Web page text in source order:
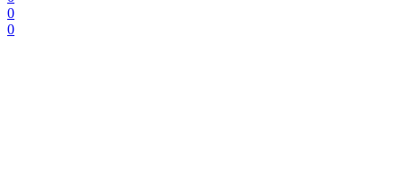
0
0